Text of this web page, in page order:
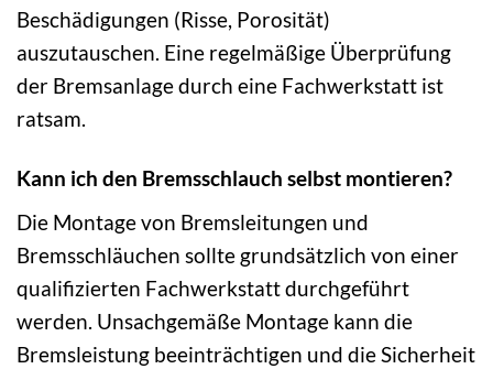
Beschädigungen (Risse, Porosität)
auszutauschen. Eine regelmäßige Überprüfung
der Bremsanlage durch eine Fachwerkstatt ist
ratsam.
Kann ich den Bremsschlauch selbst montieren?
Die Montage von Bremsleitungen und
Bremsschläuchen sollte grundsätzlich von einer
qualifizierten Fachwerkstatt durchgeführt
werden. Unsachgemäße Montage kann die
Bremsleistung beeinträchtigen und die Sicherheit